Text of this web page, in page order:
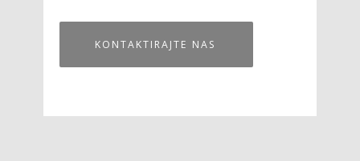
KONTAKTIRAJTE NAS